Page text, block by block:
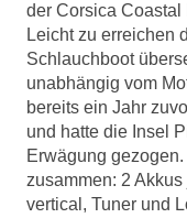
der Corsica Coastal
Leicht zu erreichen
Schlauchboot
unabhängig vom
bereits ein Jahr
und hatte die Insel
Erwägung
zusammen: 2
vertical, Tuner und